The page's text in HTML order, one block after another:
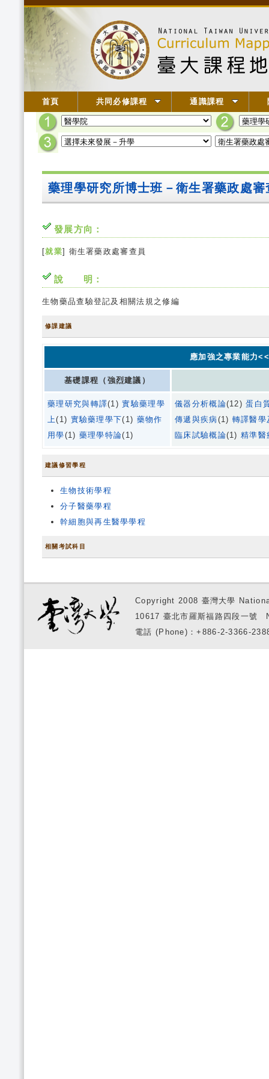
首頁 共同必修課程 通識課程
藥理學研究所博士班－衛生署藥政處
發展方向：
[就業] 衛生署藥政處審查員
說 明：
生物藥品查驗登記及相關法規之修編
修課建議
應加強之專業能力
基礎課程（強烈建議）
藥理研究與轉譯(1)實驗藥理學
上(1) 實驗藥理學下(1) 藥物作
用學(1) 藥理學特論(1)
儀器分析概論(12)蛋白
傳遞與疾病 (1) 轉譯醫學
臨床試驗概論(1)精準醫
建議修習學程
生物技術學程
分子醫藥學程
幹細胞與再生醫學學程
相關考試科目
Copyright 2008 臺灣大學
10617 臺北市羅斯福路四段一
電話 (Phone)：+886-2-3366-